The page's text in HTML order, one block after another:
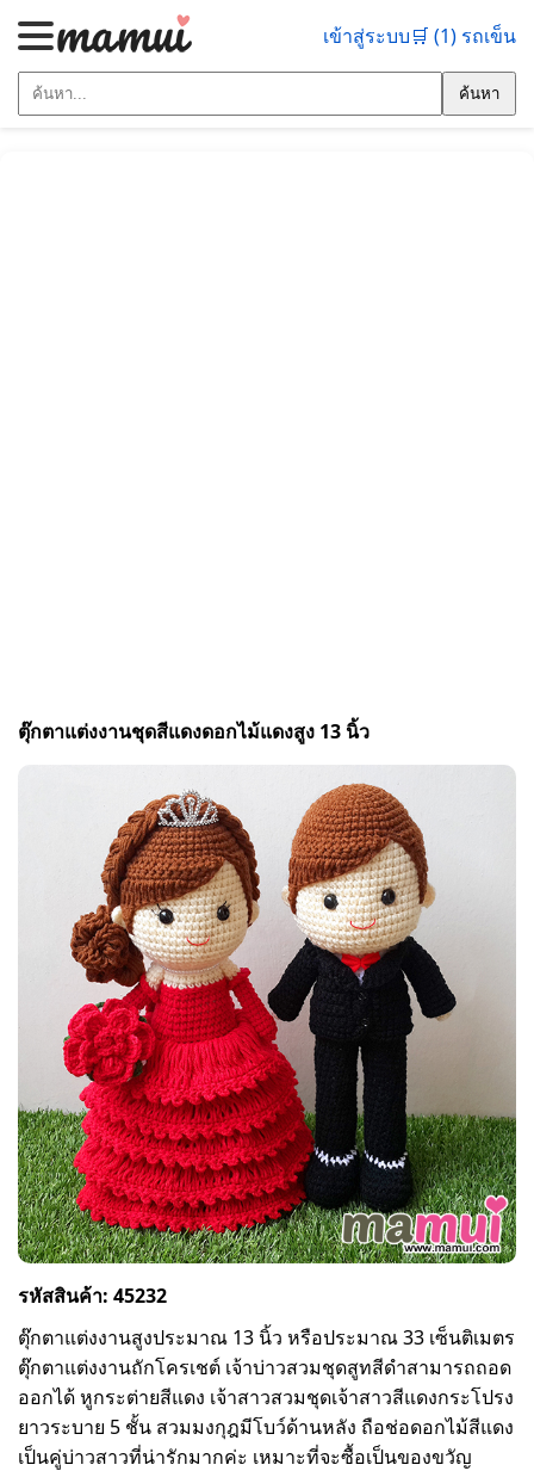
เข้าสู่ระบบ🛒 (1) รถเข็น
ค้นหา
ตุ๊กตาแต่งงานชุดสีแดงดอกไม้แดงสูง 13 นิ้ว
รหัสสินค้า: 45232
ตุ๊กตาแต่งงานสูงประมาณ 13 นิ้ว หรือประมาณ 33 เซ็นติเมตร
ตุ๊กตาแต่งงานถักโครเชต์ เจ้าบ่าวสวมชุดสูทสีดำสามารถถอด
ออกได้ หูกระต่ายสีแดง เจ้าสาวสวมชุดเจ้าสาวสีแดงกระโปรง
ยาวระบาย 5 ชั้น สวมมงกุฎมีโบว์ด้านหลัง ถือช่อดอกไม้สีแดง
เป็นคู่บ่าวสาวที่น่ารักมากค่ะ เหมาะที่จะซื้อเป็นของขวัญ